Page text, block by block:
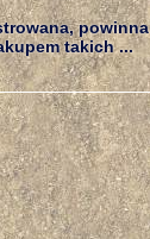
powinna
takich ...